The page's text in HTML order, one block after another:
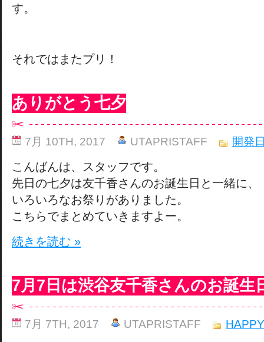
す。
それではまたプリ！
ありがとう七夕
7月 10TH, 2017 UTAPRISTAFF 開発
こんばんは、スタッフです。
先日の七夕は友千香さんのお誕生日と一緒に、
いろいろなお祭りがありました。
こちらでまとめていきますよー。
続きを読む »
7月7日は渋谷友千香さんのお誕生
7月 7TH, 2017 UTAPRISTAFF